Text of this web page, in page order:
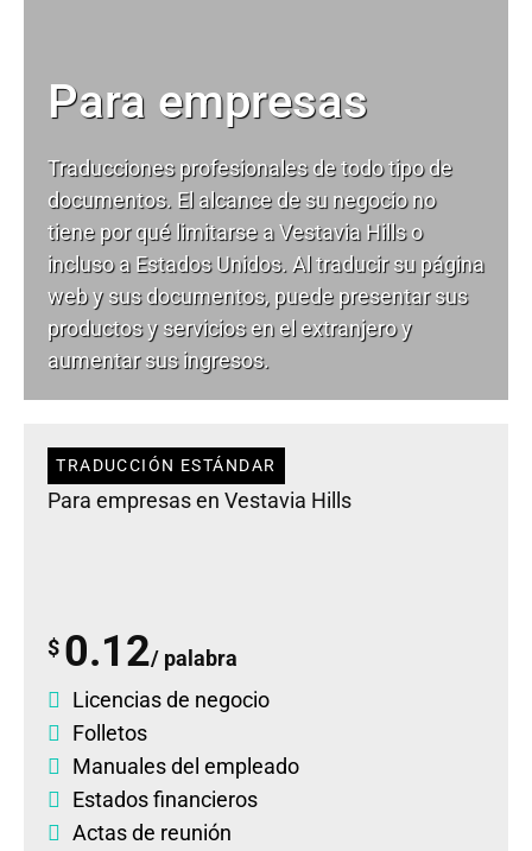
Para empresas
Traducciones profesionales de todo tipo de
documentos. El alcance de su negocio no
tiene por qué limitarse a Vestavia Hills o
incluso a Estados Unidos. Al traducir su página
web y sus documentos, puede presentar sus
productos y servicios en el extranjero y
aumentar sus ingresos.
TRADUCCIÓN ESTÁNDAR
Para empresas en Vestavia Hills
$ 0.12/ palabra
Licencias de negocio
Folletos
Manuales del empleado
Estados financieros
Actas de reunión